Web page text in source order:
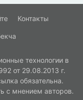
Контакты
технологии в
от 29.08.2013 г.
обязательна.
с мнением авторов.